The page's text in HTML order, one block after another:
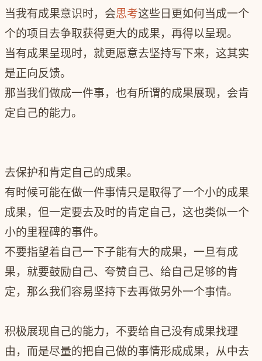
当我有成果意识时，会思考这些日更如何当成一个
个的项目去争取获得更大的成果，再得以呈现。
当有成果呈现时，就更愿意去坚持写下来，这其实
是正向反馈。
那当我们做成一件事，也有所谓的成果展现，会肯
定自己的能力。
去保护和肯定自己的成果。
有时候可能在做一件事情只是取得了一个小的成果
成果，但一定要去及时的肯定自己，这也类似一个
小的里程碑的事件。
不要指望着自己一下子能有大的成果，一旦有成
果，就要鼓励自己、夸赞自己、给自己足够的肯
定，那么我们容易坚持下去再做另外一个事情。
积极展现自己的能力，不要给自己没有成果找理
由，而是尽量的把自己做的事情形成成果，从中去